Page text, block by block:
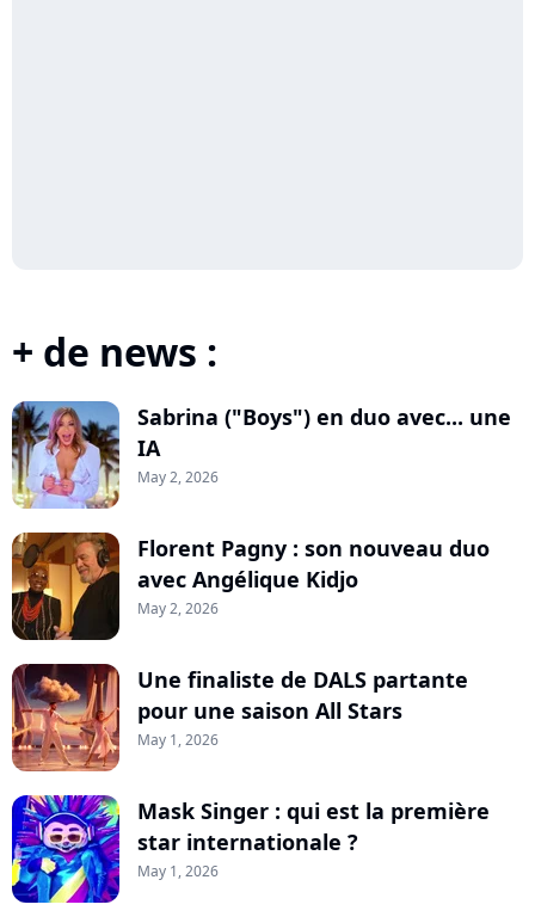
+ de news :
Sabrina ("Boys") en duo avec... une
IA
May 2, 2026
Florent Pagny : son nouveau duo
avec Angélique Kidjo
May 2, 2026
Une finaliste de DALS partante
pour une saison All Stars
May 1, 2026
Mask Singer : qui est la première
star internationale ?
May 1, 2026